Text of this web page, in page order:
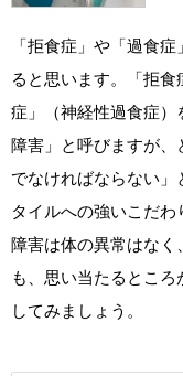
「拒食症」や「過食
ると思います。「拒
症」（神経性過食症）
障害」と呼びますが、
でなければならない
タイルへの強いこだ
障害は体の異常はなく
も、思い当たるとこ
してみましょう。